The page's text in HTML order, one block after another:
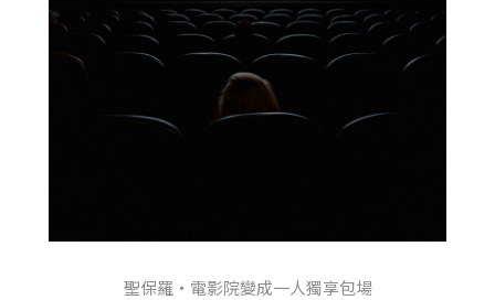
聖保羅・電影院變成一人獨享包場